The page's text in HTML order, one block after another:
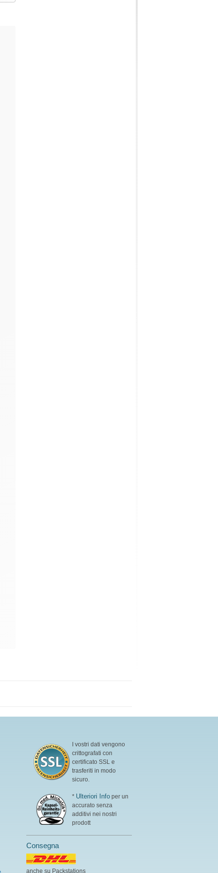
I vostri dati vengono
crittografati con
certificato SSL e
trasferiti in modo
sicuro.
* Ulteriori Info per un
accurato senza
additivi nei nostri
prodott
Consegna
anche su Packstations